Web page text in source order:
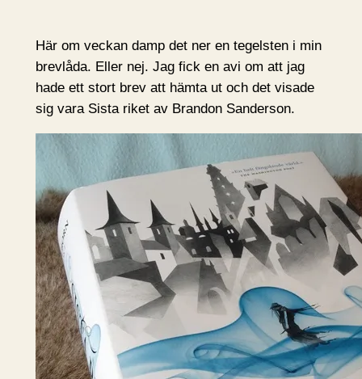
Här om veckan damp det ner en tegelsten i min
brevlåda. Eller nej. Jag fick en avi om att jag
hade ett stort brev att hämta ut och det visade
sig vara Sista riket av Brandon Sanderson.